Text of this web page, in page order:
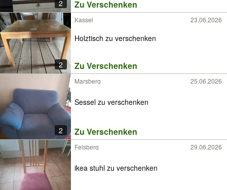
2 Zu Verschenken
2
Kassel 23.06.2026
Holztisch zu verschenken
Zu Verschenken
2
Marsberg 25.06.2026
Sessel zu verschenken
Zu Verschenken
Felsberg 29.06.2026
ikea stuhl zu verschenken